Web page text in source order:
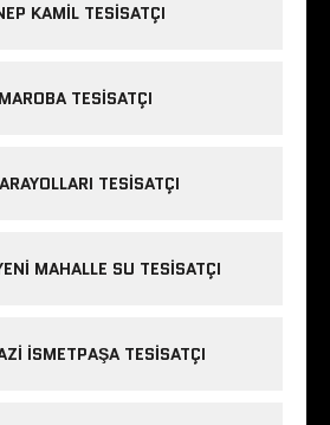
KAMIL TESISATÇI
TESISATÇI
TESISATÇI
MAHALLE SU TESISATÇI
ISMETPAŞA TESISATÇI